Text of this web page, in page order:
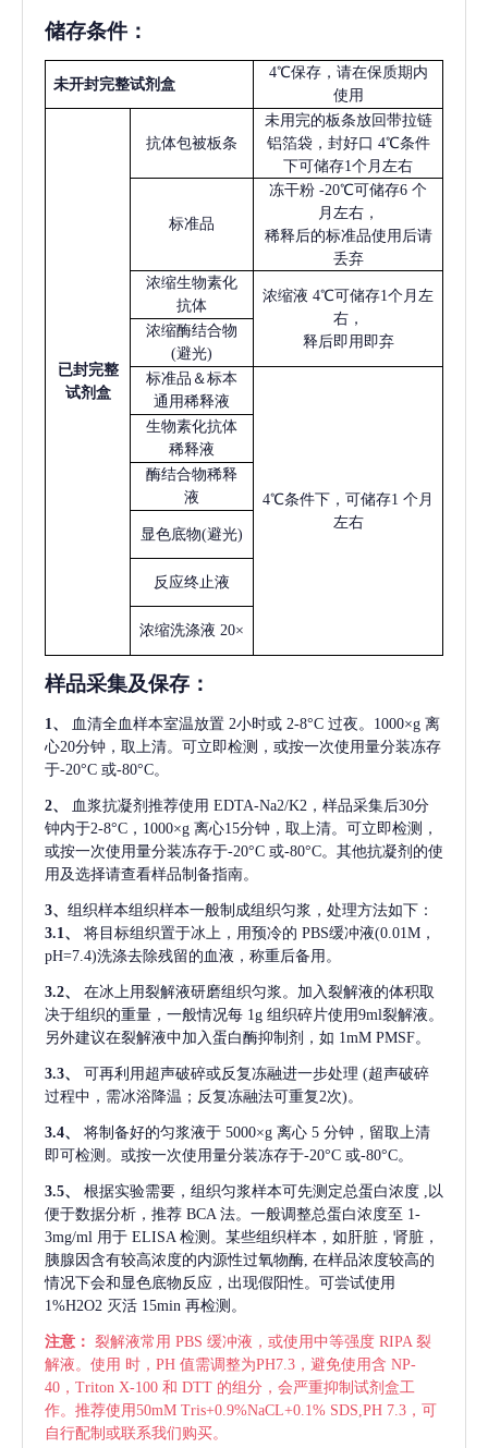
储存条件：
未开封完整试剂盒
4℃保存，请在保质期内
使用
已封完整
试剂盒
抗体包被板条
未用完的板条放回带拉链
铝箔袋，封好口 4℃条件
下可储存1个月左右
标准品
冻干粉 -20℃可储存6 个
月左右，
稀释后的标准品使用后请
丢弃
浓缩生物素化
抗体
浓缩液 4℃可储存1个月左
右，
释后即用即弃
浓缩酶结合物
(避光)
标准品＆标本
通用稀释液
4℃条件下，可储存1 个月
左右
生物素化抗体
稀释液
酶结合物稀释
液
显色底物(避光)
反应终止液
浓缩洗涤液 20×
样品采集及保存 ：
1、 血清全血样本室温放置 2小时或 2-8°C 过夜。1000×g 离
心20分钟，取上清。可立即检测，或按一次使用量分装冻存
于-20°C 或-80°C。
2、 血浆抗凝剂推荐使用 EDTA-Na2/K2，样品采集后30分
钟内于2-8°C，1000×g 离心15分钟，取上清。可立即检测，
或按一次使用量分装冻存于-20°C 或-80°C。其他抗凝剂的使
用及选择请查看样品制备指南。
3、 组织样本组织样本一般制成组织匀浆，处理方法如下：
3.1、
将目标组织置于冰上，用预冷的 PBS缓冲液(0.01M，
pH=7.4)洗涤去除残留的血液，称重后备用。
3.2、
在冰上用裂解液研磨组织匀浆。加入裂解液的体积取
决于组织的重量，一般情况每 1g 组织碎片使用9ml裂解液。
另外建议在裂解液中加入蛋白酶抑制剂，如 1mM PMSF。
3.3、 可再利用超声破碎或反复冻融进一步处理 (超声破碎
过程中，需冰浴降温；反复冻融法可重复2次)。
3.4、 将制备好的匀浆液于 5000×g 离心 5 分钟，留取上清
即可检测。或按一次使用量分装冻存于-20°C 或-80°C。
3.5、 根据实验需要，组织匀浆样本可先测定总蛋白浓度 ,以
便于数据分析，推荐 BCA 法。一般调整总蛋白浓度至 1-
3mg/ml 用于 ELISA 检测。某些组织样本，如肝脏，肾脏，
胰腺因含有较高浓度的内源性过氧物酶, 在样品浓度较高的
情况下会和显色底物反应，出现假阳性。可尝试使用
1%H2O2 灭活 15min 再检测。
注意： 裂解液常用 PBS 缓冲液，或使用中等强度 RIPA 裂
解液。使用 时，PH 值需调整为PH7.3，避免使用含 NP-
40，Triton X-100 和 DTT 的组分，会严重抑制试剂盒工
作。推荐使用50mM Tris+0.9%NaCL+0.1% SDS,PH 7.3，可
自行配制或联系我们购买。